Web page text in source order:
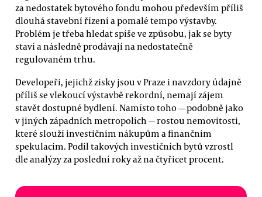
za nedostatek bytového fondu mohou především příliš
dlouhá stavební řízení a pomalé tempo výstavby.
Problém je třeba hledat spíše ve způsobu, jak se byty
staví a následně prodávají na nedostatečně
regulovaném trhu.
Developeři, jejichž zisky jsou v Praze i navzdory údajně
příliš se vlekoucí výstavbě rekordní, nemají zájem
stavět dostupné bydlení. Namísto toho — podobně jako
v jiných západních metropolích — rostou nemovitosti,
které slouží investičním nákupům a finančním
spekulacím. Podíl takových investičních bytů vzrostl
dle analýzy za poslední roky až na čtyřicet procent.